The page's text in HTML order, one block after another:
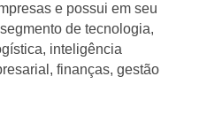
e possui em seu
de tecnologia,
inteligência
finanças, gestão